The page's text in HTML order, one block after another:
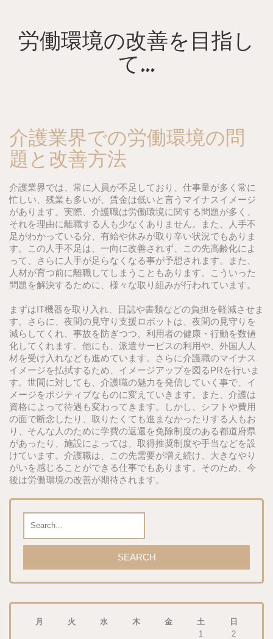
content労働環境の改善を目指し
て…
介護業界での労働環境の問
題と改善方法
介護業界では、常に人員が不足しており、仕事量が多く常に
忙しい、残業も多いが、賃金は低いと言うマイナスイメージ
があります。実際、介護職は労働環境に関する問題が多く、
それを理由に離職する人も少なくありません。また、人手不
足がわかっている分、有給や休みが取り辛い状況でもありま
す。この人手不足は、一向に改善されず、この先高齢化によ
って、さらに人手が足らなくなる事が予想されます。また、
人材が育つ前に離職してしまうこともあります。こういった
問題を解決するために、様々な取り組みが行われています。
まずはIT機器を取り入れ、日誌や書類などの負担を軽減させま
す。さらに、夜間の見守り支援ロボットは、夜間の見守りを
減らしてくれ、事故を防ぎつつ、利用者の健康・行動を数値
化してくれます。他にも、派遣サービスの利用や、外国人人
材を受け入れなども進めています。さらに介護職のマイナス
イメージを払拭するため、イメージアップを図るPRを行いま
す。世間に対しても、介護職の魅力を発信していく事で、イ
メージをポジティブなものに変えていきます。また、介護は
資格によって待遇も変わってきます。しかし、シフトや費用
の面で断念したり、取りたくても進まなかったりする人もお
り、そんな人のために学費の返還を免除制度のある都道府県
があったり、施設によっては、取得推奨制度や手当などを設
けています。介護職は、この先需要が増え続け、大きなやり
がいを感じることができる仕事でもあります。そのため、今
後は労働環境の改善が期待されます。
月 火 水 木 金 土
日
1
2